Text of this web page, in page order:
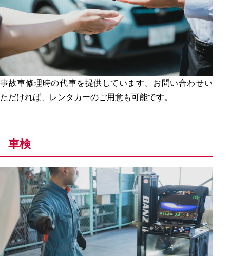
事故車修理時の代車を提供しています。お問い合わせい
ただければ、レンタカーのご用意も可能です。
車検